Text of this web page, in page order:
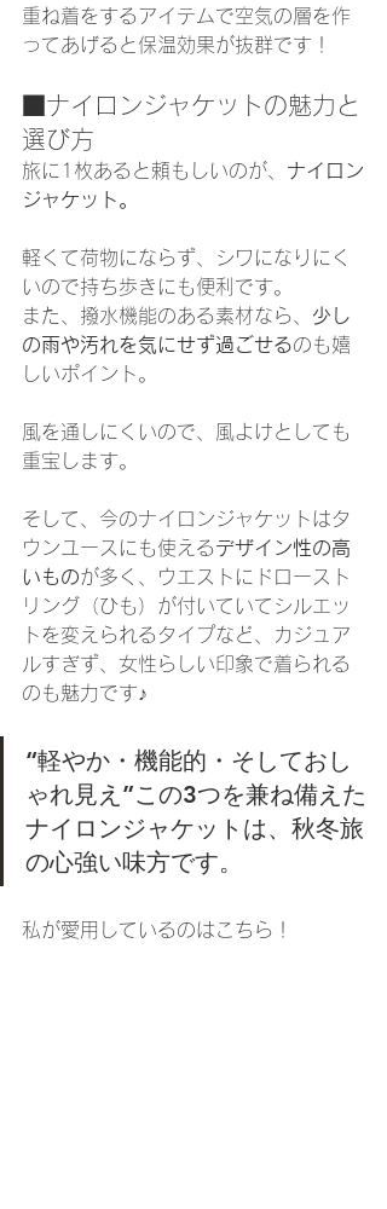
重ね着をするアイテムで空気の層を作
ってあげると保温効果が抜群です！
■ナイロンジャケットの魅力と
選び方
旅に1枚あると頼もしいのが、 ナイロン
ジャケット。
軽くて荷物にならず、シワになりにく
いので持ち歩きにも便利です。
また、撥水機能のある素材なら、 少し
の雨や汚れを気にせず過ごせるのも嬉
しいポイント。
風を通しにくいので、風よけとしても
重宝します。
そして、今のナイロンジャケットはタ
ウンユースにも使えるデザイン性の高
いものが多く、ウエストにドロースト
リング（ひも）が付いていてシルエッ
トを変えられるタイプなど、カジュア
ルすぎず、女性らしい印象で着られる
のも魅力です♪
“軽やか・機能的・そしておし
ゃれ見え”この3つを兼ね備えた
ナイロンジャケットは、秋冬旅
の心強い味方です。
私が愛用しているのはこちら！